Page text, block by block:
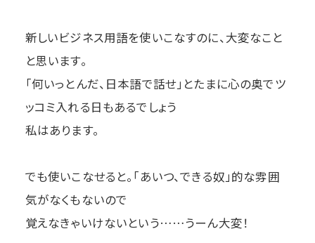
新しいビジネス用語を使いこなすのに、大変なこと
と思います。
「何いっとんだ、日本語で話せ」とたまに心の奥でツ
ッコミ入れる日もあるでしょう
私はあります。
でも使いこなせると。「あいつ、できる奴」的な雰囲
気がなくもないので
覚えなきゃいけないという……うーん大変！